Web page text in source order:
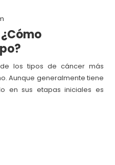
los tipos de cáncer más
Aunque generalmente tiene
en sus etapas iniciales es